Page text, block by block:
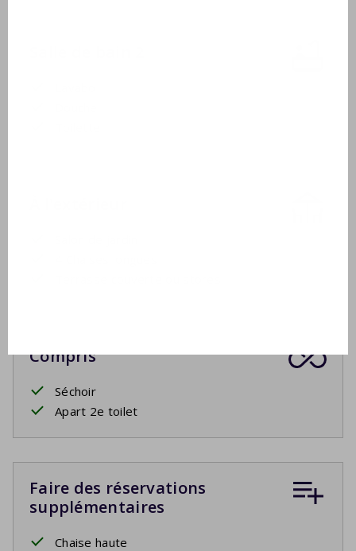
Compris
Séchoir
Apart 2e toilet
Faire des réservations
supplémentaires
Chaise haute